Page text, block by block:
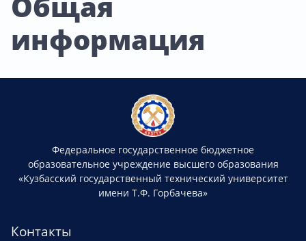
информация
Федеральное государственное бюджетное
образовательное учреждение высшего образования
«Кузбасский государственный технический университет
имени Т.Ф. Горбачева»
Контакты